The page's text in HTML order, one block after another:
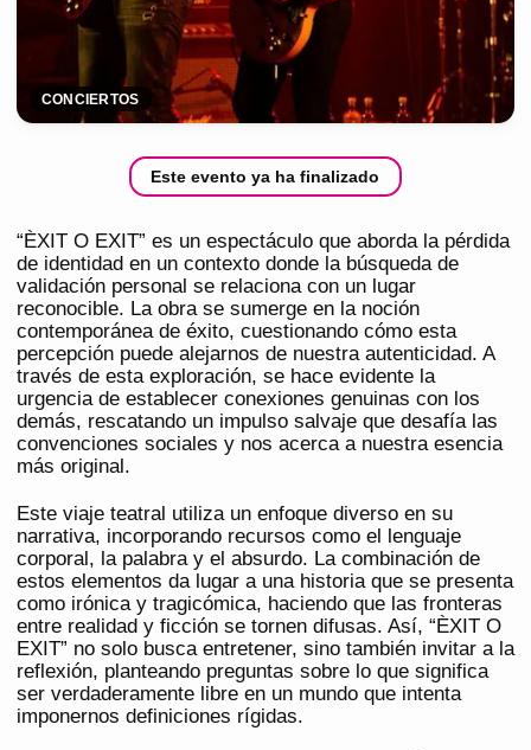
CONCIERTOS
Este evento ya ha finalizado
“ÈXIT O EXIT” es un espectáculo que aborda la pérdida
de identidad en un contexto donde la búsqueda de
validación personal se relaciona con un lugar
reconocible. La obra se sumerge en la noción
contemporánea de éxito, cuestionando cómo esta
percepción puede alejarnos de nuestra autenticidad. A
través de esta exploración, se hace evidente la
urgencia de establecer conexiones genuinas con los
demás, rescatando un impulso salvaje que desafía las
convenciones sociales y nos acerca a nuestra esencia
más original.
Este viaje teatral utiliza un enfoque diverso en su
narrativa, incorporando recursos como el lenguaje
corporal, la palabra y el absurdo. La combinación de
estos elementos da lugar a una historia que se presenta
como irónica y tragicómica, haciendo que las fronteras
entre realidad y ficción se tornen difusas. Así, “ÈXIT O
EXIT” no solo busca entretener, sino también invitar a la
reflexión, planteando preguntas sobre lo que significa
ser verdaderamente libre en un mundo que intenta
imponernos definiciones rígidas.